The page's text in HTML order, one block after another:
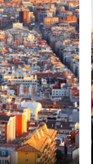
SANDRO
SAUCONY
SEAT
SÉCURITÉ
SELF PORTRAIT
SERGIO ROSSI
SFR
ŠKODA
SNAPCAR
SO OUEST
SOCIÉTÉ GÉNÉRALE
SOLIDARITÉ SIDA
SONY ERICSSON
SONY MUSIC
SQUARE ENIX
STELLA
STUDIO CANAL
SUSHI SHOP